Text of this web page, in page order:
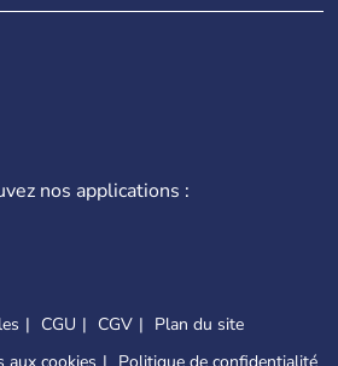
nos applications :
CGU CGV
Plan du site
aux cookies
Politique de confidentialité